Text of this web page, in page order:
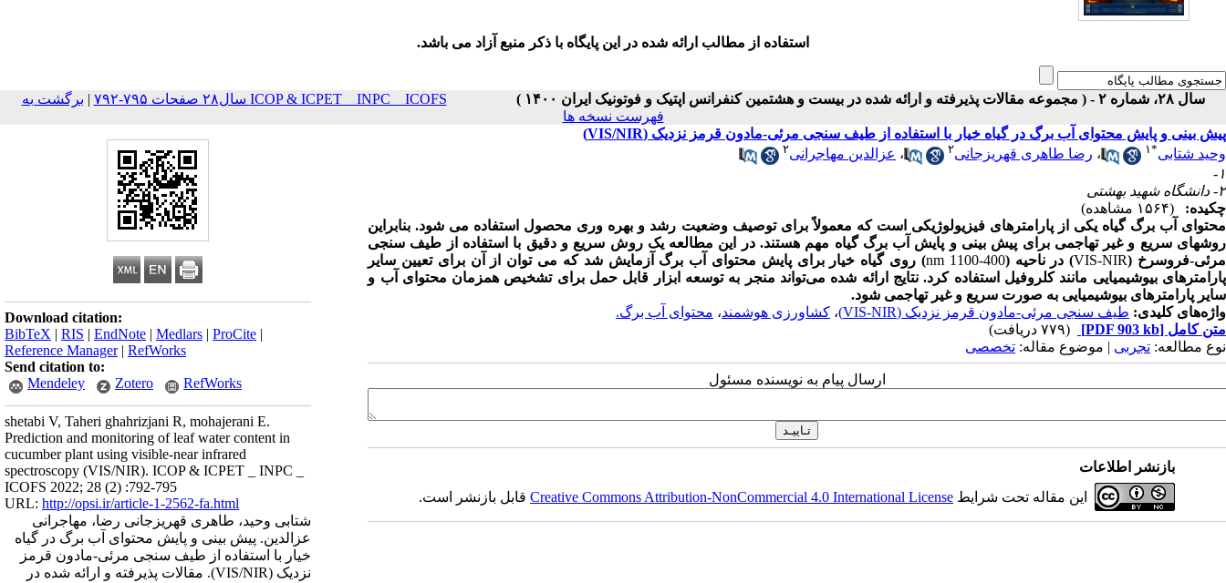
استفاده از مطالب ارائه شده در این پایگاه با ذکر منبع آزاد می باشد.
سال ۲۸، شماره ۲ - ( مجموعه مقالات پذیرفته و ارائه شده در بیست و هشتمین کنفرانس اپتیک و فوتونیک ایران ۱۴۰۰ ) ICOP & ICPET _ INPC _ ICOFS سال۲۸ صفحات ۷۹۵-۷۹۲ | برگشت به
فهرست نسخه ها
Download citation:
BibTeX | RIS | EndNote | Medlars | ProCite |
Reference Manager| RefWorks
Send citation to:
Mendeley
Zotero RefWorks
shetabi V, Taheri ghahrizjani R, mohajerani E.
Prediction and monitoring of leaf water content in
cucumber plant using visible-near infrared
spectroscopy (VIS/NIR). ICOP & ICPET _ INPC _
ICOFS 2022; 28 (2) :792-795
URL: http://opsi.ir/article-1-2562-fa.html
شتابی وحید، طاهری قهریزجانی رضا، مهاجرانی
عزالدین. پیش بینی و پایش محتوای آب برگ در گیاه
خیار با استفاده از طیف سنجی مرئی-مادون قرمز
نزدیک (VIS/NIR). مقالات پذیرفته و ارائه شده در
پیش بینی و پایش محتوای آب برگ در گیاه خیار با استفاده از طیف سنجی مرئی-مادون قرمز نزدیک (VIS/NIR)
وحید شتابی*۱ ، رضا طاهری قهریزجانی۲ ، عزالدین مهاجرانی۲
۱-
۲- دانشگاه شهید بهشتی
چکیده:
(۱۵۶۴ مشاهده)
محتوای آب برگ گیاه یکی از پارامترهای فیزیولوژیکی است که معمولاً برای توصیف وضعیت رشد و بهره وری محصول استفاده می شود. بنابراین
روشهای سریع و غیر تهاجمی برای پیش بینی و پایش آب برگ گیاه مهم هستند. در این مطالعه یک روش سریع و دقیق با استفاده از طیف سنجی
مرئی-فروسرخ (VIS-NIR) در ناحیه (400-1100 nm
) روی گیاه خیار برای پایش محتوای آب برگ آزمایش شد که می توان از آن برای تعیین سایر
پارامترهای بیوشیمیایی مانند کلروفیل استفاده کرد. نتایج ارائه شده می‌تواند منجر به توسعه ابزار قابل حمل برای تشخیص همزمان محتوای آب و
سایر پارامترهای بیوشیمیایی به صورت سریع و غیر تهاجمی شود.
واژه‌های کلیدی: طیف سنجی مرئی-مادون قرمز نزدیک (VIS-NIR) ، کشاورزی هوشمند، محتوای آب برگ.
متن کامل [PDF 903 kb]
(۷۷۹ دریافت)
نوع مطالعه: تجربی | موضوع مقاله: تخصصی
ارسال پیام به نویسنده مسئول
بازنشر اطلاعات
این مقاله تحت شرایط Creative Commons Attribution-NonCommercial 4.0 International Licenseقابل بازنشر است.